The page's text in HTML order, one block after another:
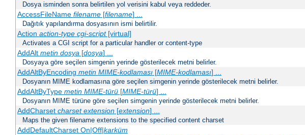
Dosya isminden sonra belirtilen yol verisini kabul veya reddeder.
AccessFileName filename[filename] ...
Dağıtık yapılandırma dosyasının ismi belirtilir.
Action action-type cgi-script[virtual]
Activates a CGI script for a particular handler or content-type
AddAlt metin dosya[dosya] ...
Dosyaya göre seçilen simgenin yerinde gösterilecek metni belirler.
AddAltByEncoding metin MIME-kodlaması[MIME-kodlaması] ...
Dosyanın MIME kodlamasına göre seçilen simgenin yerinde gösterilecek metni belirler.
AddAltByType metin MIME-türü[MIME-türü] ...
Dosyanın MIME türüne göre seçilen simgenin yerinde gösterilecek metni belirler.
AddCharset charset extension[extension] ...
Maps the given filename extensions to the specified content charset
AddDefaultCharset On|Off|karküm